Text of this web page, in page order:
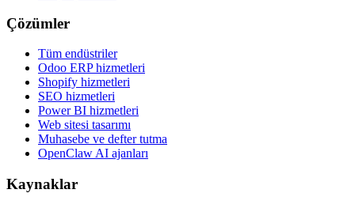
Çözümler
Tüm endüstriler
Odoo ERP hizmetleri
Shopify hizmetleri
SEO hizmetleri
Power BI hizmetleri
Web sitesi tasarımı
Muhasebe ve defter tutma
OpenClaw AI ajanları
Kaynaklar